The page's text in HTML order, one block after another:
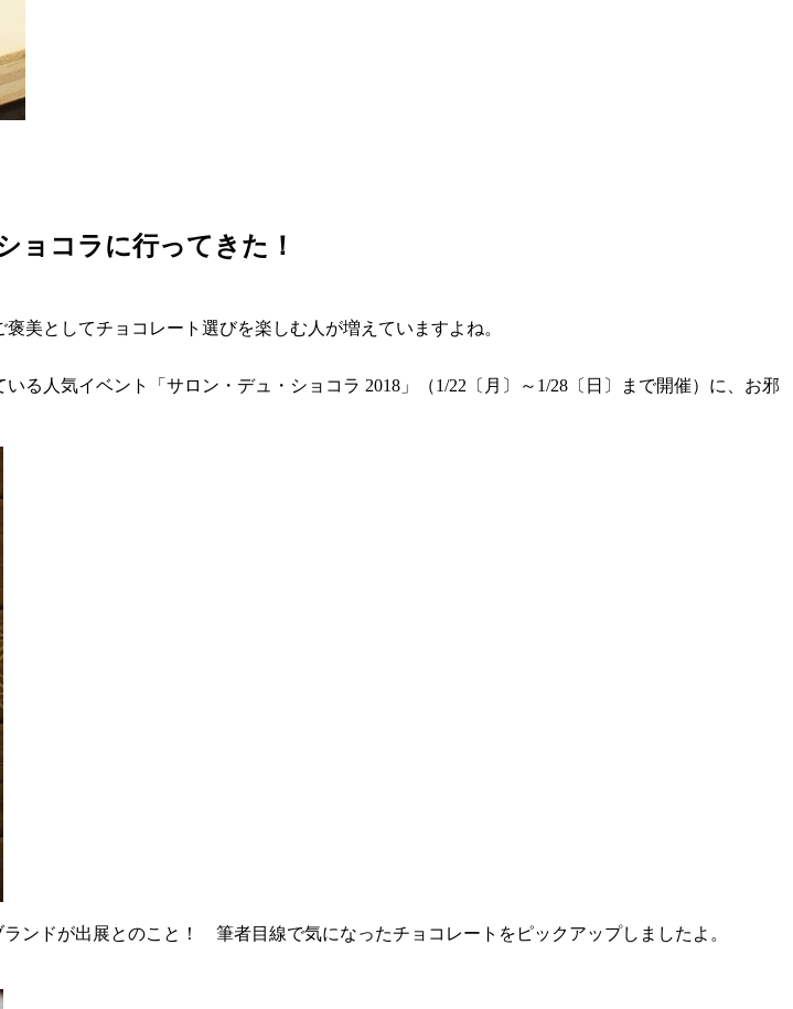
ョコラに行ってきた！
美としてチョコレート選びを楽しむ人が増えていますよね。
人気イベント「サロン・デュ・ショコラ 2018」（1/22〔月〕～1/28〔日〕まで開催）に、お邪
ンドが出展とのこと！ 筆者目線で気になったチョコレートをピックアップしましたよ。